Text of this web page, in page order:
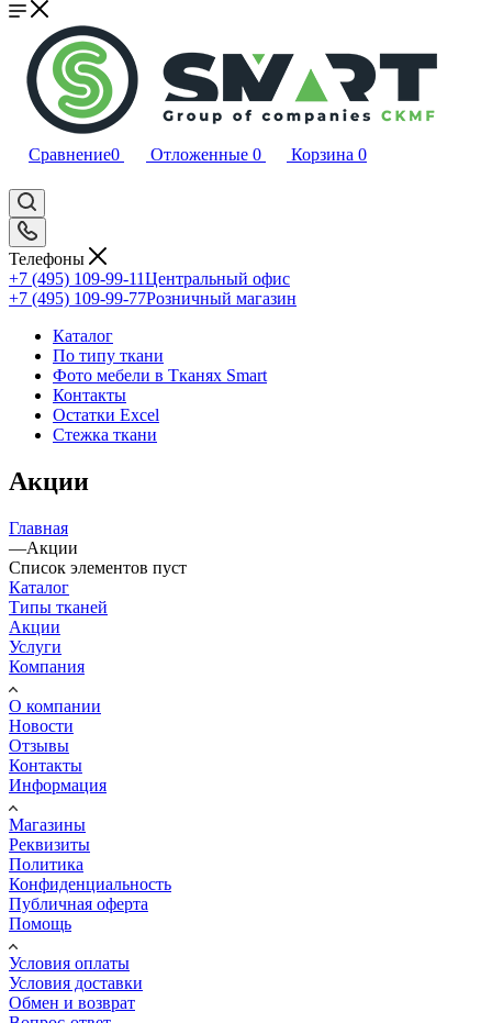
Сравнение0 Отложенные 0 Корзина 0
Телефоны
+7 (495) 109-99-11Центральный офис
+7 (495) 109-99-77Розничный магазин
Каталог
По типу ткани
Фото мебели в Тканях Smart
Контакты
Остатки Excel
Стежка ткани
Акции
Главная
—Акции
Список элементов пуст
Каталог
Типы тканей
Акции
Услуги
Компания
О компании
Новости
Отзывы
Контакты
Информация
Магазины
Реквизиты
Политика
Конфиденциальность
Публичная оферта
Помощь
Условия оплаты
Условия доставки
Обмен и возврат